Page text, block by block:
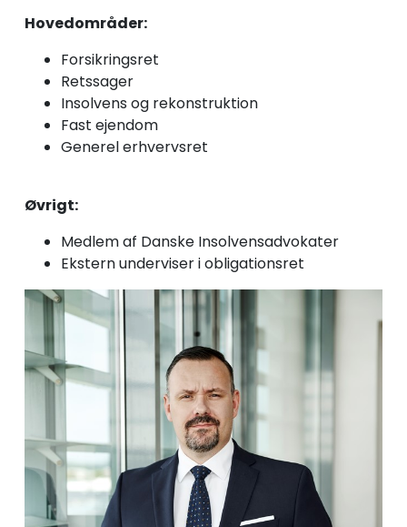
Hovedområder:
Forsikringsret
Retssager
Insolvens og rekonstruktion
Fast ejendom
Generel erhvervsret
Øvrigt:
Medlem af Danske Insolvensadvokater
Ekstern underviser i obligationsret